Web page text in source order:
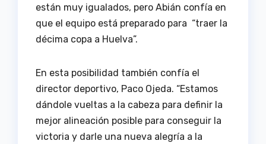
están muy igualados, pero Abián confía en
que el equipo está preparado para “traer la
décima copa a Huelva”.
En esta posibilidad también confía el
director deportivo, Paco Ojeda. “Estamos
dándole vueltas a la cabeza para definir la
mejor alineación posible para conseguir la
victoria y darle una nueva alegría a la